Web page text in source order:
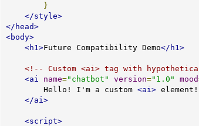
}
</style>
</head>
<body>
<h1>Future Compatibility Demo</h1>
<!-- Custom <ai> tag with
<ai
name="chatbot" version="1.0" mood
        Hello! I'm a custom
<ai> element!
</ai>
<script>